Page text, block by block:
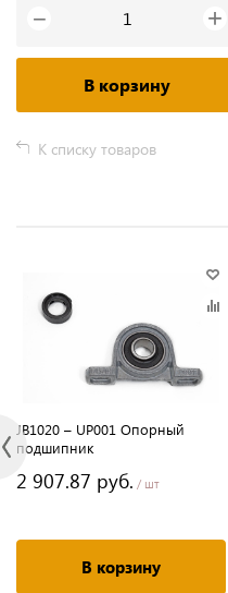
− +
В корзину
К списку товаров
JB1020 – UP001 Опорный
подшипник
2 907.87 руб. / шт
В корзину